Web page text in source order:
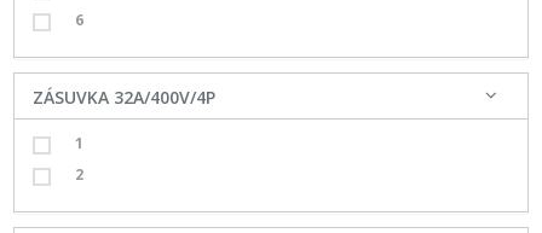
6
ZÁSUVKA 32A/400V/4P
1
2